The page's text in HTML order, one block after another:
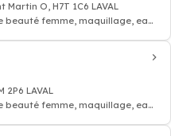
O, H7T 1C6 LAVAL
eau
2P6 LAVAL
eau